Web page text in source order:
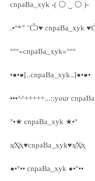
cnpaBa_xyk -( ⚪ ‿ ⚪ )-
.•°*” ˜Ѽ♥ cnpaBa_xyk
°°°«cnpaBa_xyk»°°°
•●•●[..cnpaBa_xyk..]●•●•
•••^^+++++...::your
°•★ cnpaBa_xyk ★•°
ҳ̸Ҳ̸ҳ♥cnpaBa_xyk♥ҳ̸Ҳ̸ҳ
●•°•• cnpaBa_xyk ●•°••